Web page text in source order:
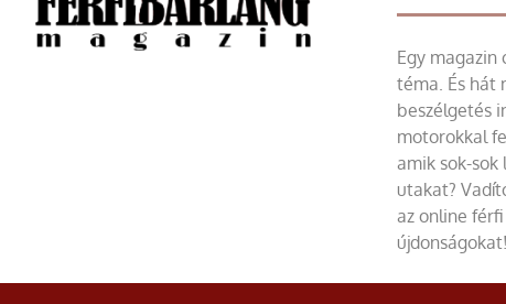
Egy magazin
téma. És hát
beszélgetés
motorokkal
amik sok-sok
utakat?
az online
újdonságokat!